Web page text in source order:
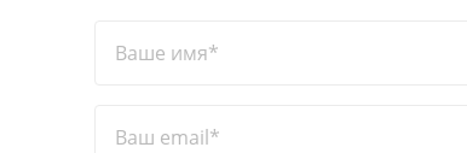
Ваше имя*
Ваш email*